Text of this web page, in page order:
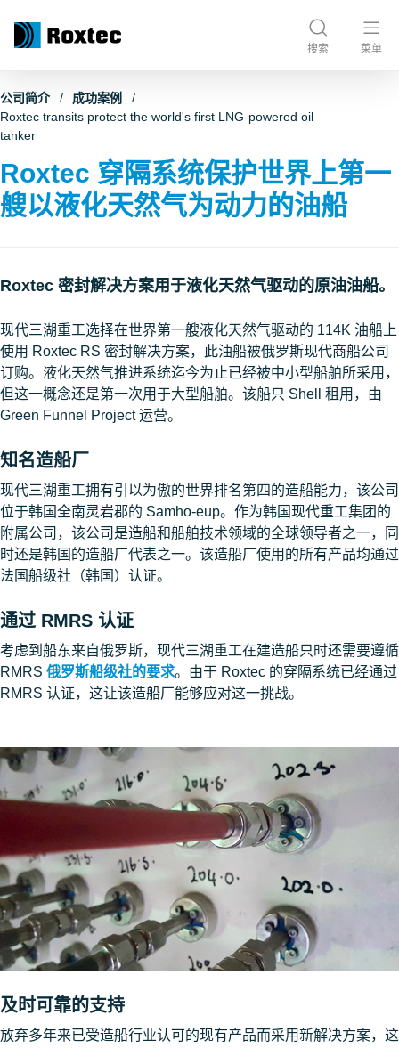
搜索 菜单
公司简介
成功案例
Roxtec transits protect the world's first LNG-powered oil
tanker
Roxtec 穿隔系统保护世界上第一
艘以液化天然气为动力的油船
Roxtec 密封解决方案用于液化天然气驱动的原油油船。
现代三湖重工选择在世界第一艘液化天然气驱动的 114K 油船上
使用 Roxtec RS 密封解决方案，此油船被俄罗斯现代商船公司
订购。液化天然气推进系统迄今为止已经被中小型船舶所采用，
但这一概念还是第一次用于大型船舶。该船只 Shell 租用，由
Green Funnel Project 运营。
知名造船厂
现代三湖重工拥有引以为傲的世界排名第四的造船能力，该公司
位于韩国全南灵岩郡的 Samho-eup。作为韩国现代重工集团的
附属公司，该公司是造船和船舶技术领域的全球领导者之一，同
时还是韩国的造船厂代表之一。该造船厂使用的所有产品均通过
法国船级社（韩国）认证。
通过 RMRS 认证
考虑到船东来自俄罗斯，现代三湖重工在建造船只时还需要遵循
RMRS 俄罗斯船级社的要求。由于 Roxtec 的穿隔系统已经通过
RMRS 认证，这让该造船厂能够应对这一挑战。
及时可靠的支持
放弃多年来已受造船行业认可的现有产品而采用新解决方案，这